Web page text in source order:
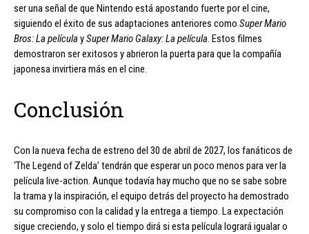
ser una señal de que Nintendo está apostando fuerte por el cine,
siguiendo el éxito de sus adaptaciones anteriores como Super Mario
Bros: La películaySuper Mario Galaxy: La película . Estos filmes
demostraron ser exitosos y abrieron la puerta para que la compañía
japonesa invirtiera más en el cine.
Conclusión
Con la nueva fecha de estreno del 30 de abril de 2027, los fanáticos de
‘The Legend of Zelda’ tendrán que esperar un poco menos para ver la
película live-action. Aunque todavía hay mucho que no se sabe sobre
la trama y la inspiración, el equipo detrás del proyecto ha demostrado
su compromiso con la calidad y la entrega a tiempo. La expectación
sigue creciendo, y solo el tiempo dirá si esta película logrará igualar o